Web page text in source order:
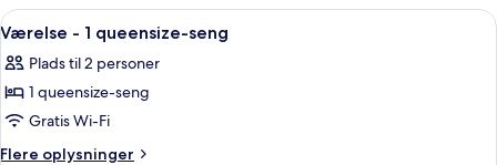
2
Indlæs
alle
billeder
af
Værelse
-
Et moderne hotelværelse med seng,
4
Værelse - 1 queensize-seng
Plads til 2 personer
1 queensize-seng
Gratis Wi-Fi
Flere oplysninger
Flere